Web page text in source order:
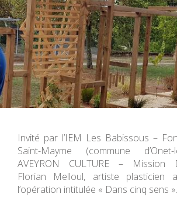
Invité par l’IEM Les Babissous –
Saint-Mayme (commune
AVEYRON CULTURE – Mission
Florian Melloul, artiste plasticien
l’opération intitulée « Dans cinq sens ».